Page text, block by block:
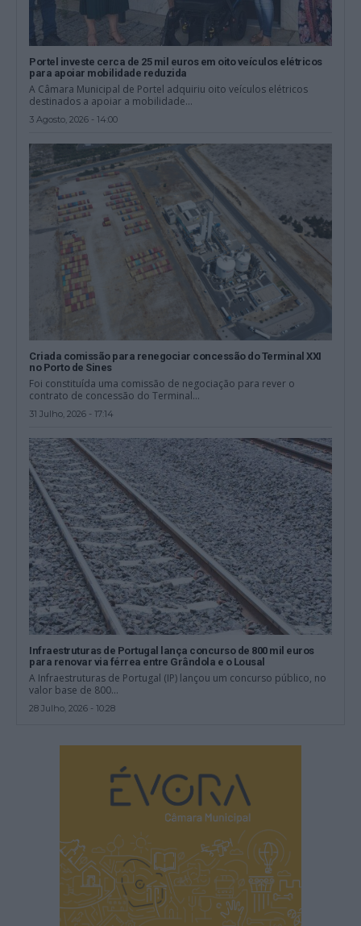
Portel investe cerca de 25 mil euros em oito veículos elétricos
para apoiar mobilidade reduzida
A Câmara Municipal de Portel adquiriu oito veículos elétricos
destinados a apoiar a mobilidade...
3 Agosto, 2026 - 14:00
Criada comissão para renegociar concessão do Terminal XXI
no Porto de Sines
Foi constituída uma comissão de negociação para rever o
contrato de concessão do Terminal...
31 Julho, 2026 - 17:14
Infraestruturas de Portugal lança concurso de 800 mil euros
para renovar via férrea entre Grândola e o Lousal
A Infraestruturas de Portugal (IP) lançou um concurso público, no
valor base de 800...
28 Julho, 2026 - 10:28